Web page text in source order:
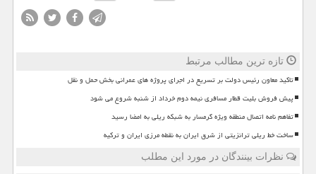
تازه ترین مطالب مرتبط
تاکید معاون رئیس دولت بر تسریع در اجرای پروژه های عمرانی بخش حمل و نقل
پیش فروش بلیت قطار مسافری نیمه دوم خرداد از شنبه شروع می شود
تفاهم نامه اتصال منطقه ویژه گرمسار به شبکه ریلی به امضا رسید
ساخت خط ریلی ترانزیتی از شرق ایران به نقطه مرزی ایران و ترکیه
نظرات بینندگان در مورد این مطلب